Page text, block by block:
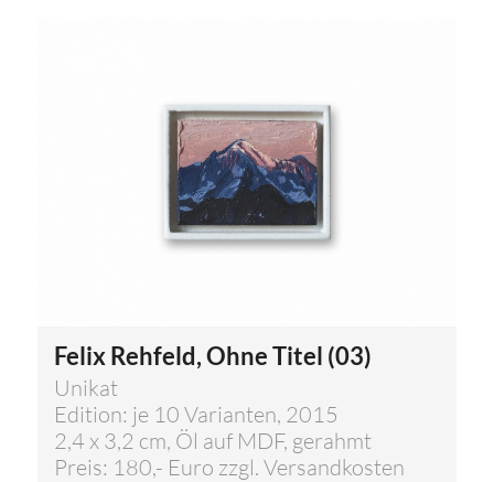
Felix Rehfeld, Ohne Titel (03)
Unikat
Edition: je 10 Varianten, 2015
2,4 x 3,2 cm, Öl auf MDF, gerahmt
Preis: 180,- Euro zzgl. Versandkosten